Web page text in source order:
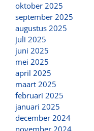
oktober 2025
september 2025
augustus 2025
juli 2025
juni 2025
mei 2025
april 2025
maart 2025
februari 2025
januari 2025
december 2024
november 2024